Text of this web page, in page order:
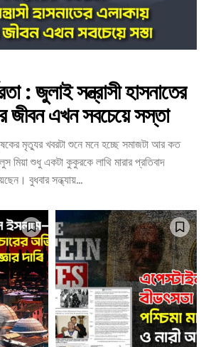
: জুলাই সন্ত্রাসী হাসনাতের
জীবন এখন সবচেয়ে সস্তা
মৃত্যুর খবরটা শুনে মনে হচ্ছে সমাজটা আর কত
মিয়া শুধু একটা কুকুরকে লাথি মারার প্রতিবাদ
বুধবার সন্ধ্যায়...